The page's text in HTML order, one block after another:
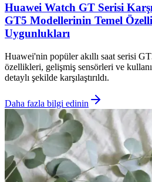
Huawei Watch GT Serisi
GT5 Modellerinin Temel
Uygunlukları
Huawei'nin popüler akıllı saat serisi
özellikleri, gelişmiş sensörleri ve
detaylı şekilde karşılaştırıldı.
Daha fazla bilgi edinin